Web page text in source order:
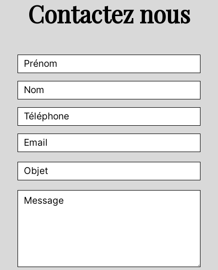
Contactez nous